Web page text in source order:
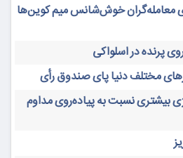
معامله‌گران خوش‌شانس میم کوین‌ها
پرنده در اسلواکی
مختلف دنیا پای صندوق رأی
بیشتری نسبت به پیاده‌روی مداوم